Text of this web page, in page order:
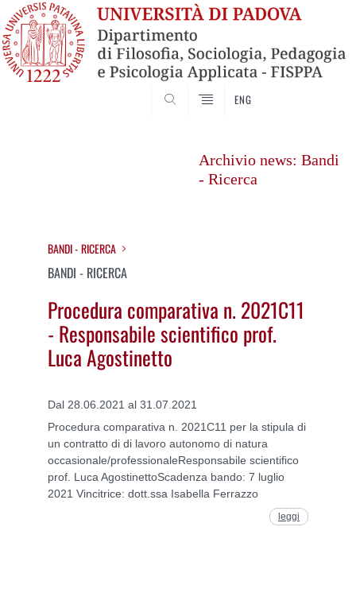
ENG
Archivio news: Bandi
- Ricerca
BANDI - RICERCA
BANDI - RICERCA
Procedura comparativa n. 2021C11
- Responsabile scientifico prof.
Luca Agostinetto
Dal 28.06.2021 al 31.07.2021
Procedura comparativa n. 2021C11 per la stipula di
un contratto di di lavoro autonomo di natura
occasionale/professionaleResponsabile scientifico
prof. Luca AgostinettoScadenza bando: 7 luglio
2021 Vincitrice: dott.ssa Isabella Ferrazzo
leggi